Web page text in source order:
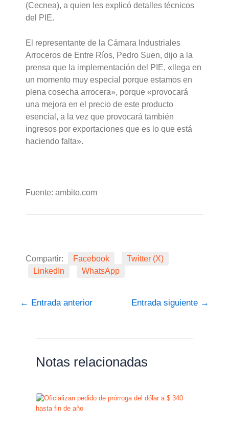
(Cecnea), a quien les explicó detalles técnicos
del PIE.
El representante de la Cámara Industriales
Arroceros de Entre Ríos, Pedro Suen, dijo a la
prensa que la implementación del PIE, «llega en
un momento muy especial porque estamos en
plena cosecha arrocera», porque «provocará
una mejora en el precio de este producto
esencial, a la vez que provocará también
ingresos por exportaciones que es lo que está
haciendo falta».
Fuente: ambito.com
Compartir: Facebook
Twitter (X)
LinkedIn
WhatsApp
← Entrada anterior Entrada siguiente →
Notas relacionadas